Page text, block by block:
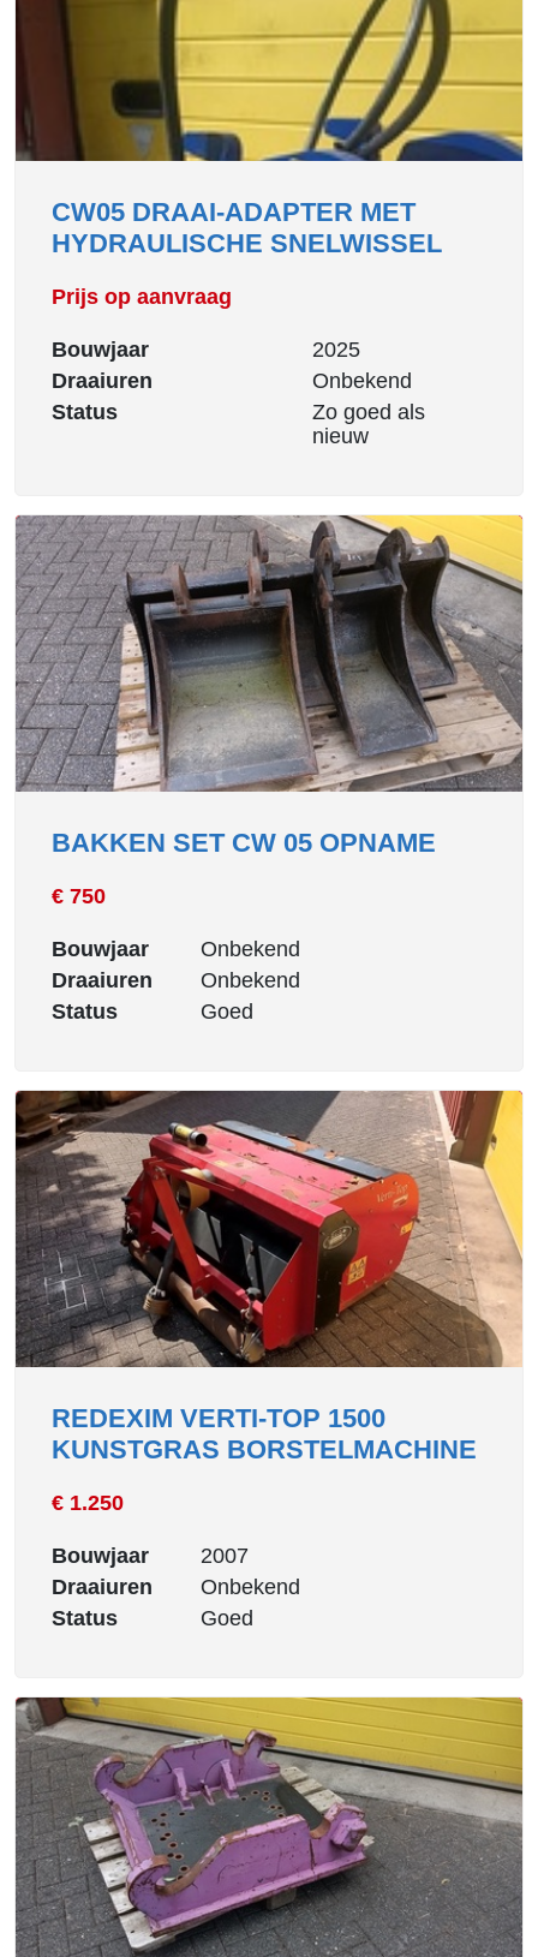
CW05 DRAAI-ADAPTER MET
HYDRAULISCHE SNELWISSEL
Prijs op aanvraag
Bouwjaar
2025
Draaiuren
Onbekend
Status
Zo goed als
nieuw
BAKKEN SET CW 05 OPNAME
€ 750
Bouwjaar
Onbekend
Draaiuren
Onbekend
Status
Goed
REDEXIM VERTI-TOP 1500
KUNSTGRAS BORSTELMACHINE
€ 1.250
Bouwjaar
2007
Draaiuren
Onbekend
Status
Goed